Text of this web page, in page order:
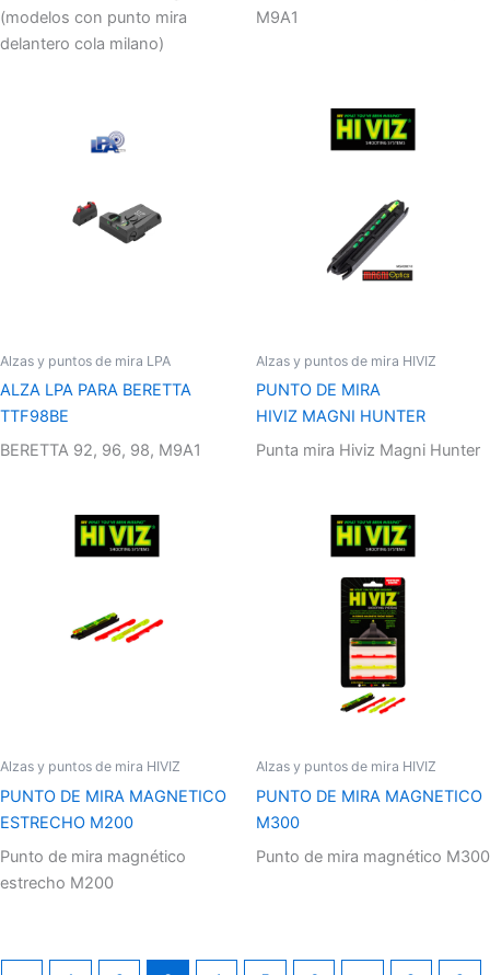
(modelos con punto mira
delantero cola milano)
M9A1
Alzas y puntos de mira LPA
ALZA LPA PARA BERETTA
TTF98BE
BERETTA 92, 96, 98, M9A1
Alzas y puntos de mira HIVIZ
PUNTO DE MIRA
HIVIZ MAGNI HUNTER
Punta mira Hiviz Magni Hunter
Alzas y puntos de mira HIVIZ
PUNTO DE MIRA MAGNETICO
ESTRECHO M200
Punto de mira magnético
estrecho M200
Alzas y puntos de mira HIVIZ
PUNTO DE MIRA MAGNETICO
M300
Punto de mira magnético M300